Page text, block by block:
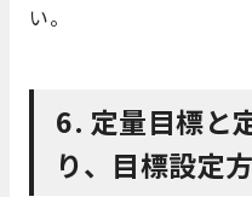
い。
6. 定量目標と
り、目標設定